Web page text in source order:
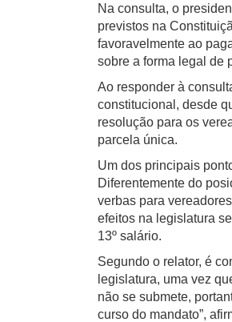
Na consulta, o
previstos na
favoravelmente ao
sobre a forma legal de
Ao responder à
constitucional, desde
resolução para os
parcela única.
Um dos principais
Diferentemente do
verbas para
efeitos na legislatura
13º salário.
Segundo o relator, é
legislatura, uma vez
não se submete,
curso do mandato”,